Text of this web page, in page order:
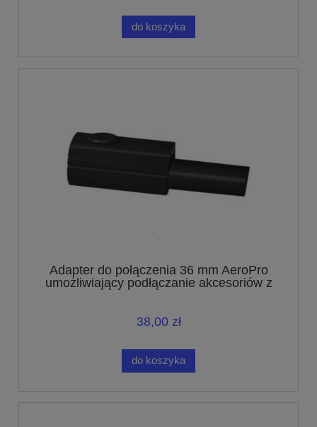
do koszyka
Adapter do połączenia 36 mm AeroPro
umożliwiający podłączanie akcesoriów z
38,00 zł
do koszyka